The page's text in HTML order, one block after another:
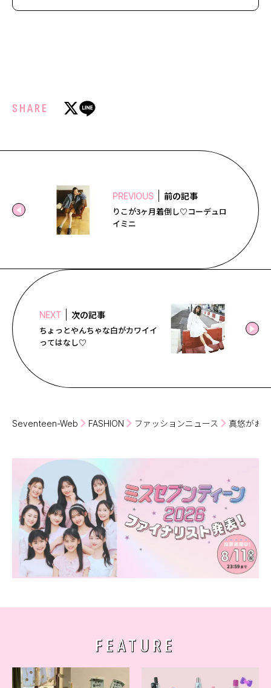
SHARE
PREVIOUS 前の記事
りこが3ヶ月着倒し♡コーデュロ
イミニ
NEXT 次の記事
ちょっとやんちゃな白がカワイイ
ってはなし♡
Seventeen-Web FASHION ファッションニュース 真悠がお
FEATURE